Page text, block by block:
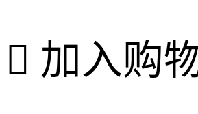
 加入购